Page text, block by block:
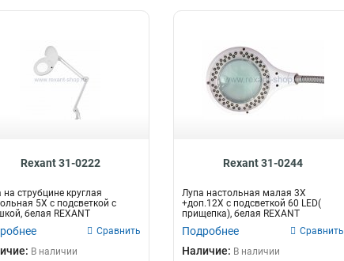
Rexant 31-0222
на струбцине круглая
5Х с подсветкой с
белая REXANT
Сравнить
В наличии
Rexant 31-0244
Лупа настольная малая 3Х
+доп.12Х с подсветкой 60 LED(
прищепка), белая REXANT
Подробнее Сравнить
Наличие: В наличии